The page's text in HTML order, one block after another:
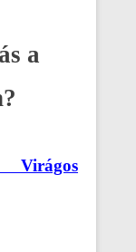
a
Virágos